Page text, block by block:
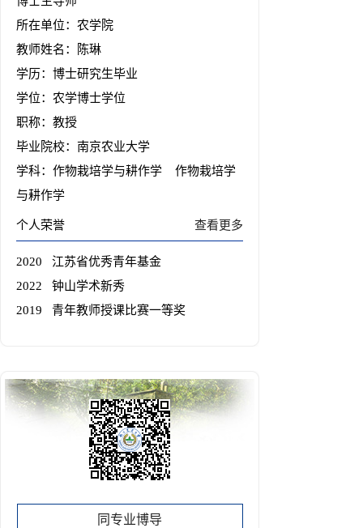
所在单位：农学院
教师姓名：陈琳
学历：博士研究生毕业
学位：农学博士学位
职称：教授
毕业院校：南京农业大学
学科：作物栽培学与耕作学 作物栽培学
与耕作学
个人荣誉 查看更多
2020 江苏省优秀青年基金
2022 钟山学术新秀
2019 青年教师授课比赛一等奖
同专业博导